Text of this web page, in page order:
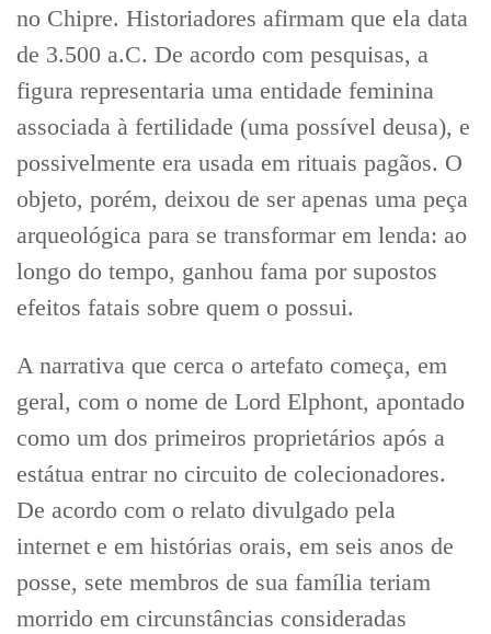
no Chipre. Historiadores afirmam que ela data
de 3.500 a.C. De acordo com pesquisas, a
figura representaria uma entidade feminina
associada à fertilidade (uma possível deusa), e
possivelmente era usada em rituais pagãos. O
objeto, porém, deixou de ser apenas uma peça
arqueológica para se transformar em lenda: ao
longo do tempo, ganhou fama por supostos
efeitos fatais sobre quem o possui.
A narrativa que cerca o artefato começa, em
geral, com o nome de Lord Elphont, apontado
como um dos primeiros proprietários após a
estátua entrar no circuito de colecionadores.
De acordo com o relato divulgado pela
internet e em histórias orais, em seis anos de
posse, sete membros de sua família teriam
morrido em circunstâncias consideradas